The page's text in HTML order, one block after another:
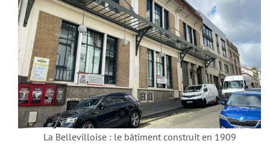
La Bellevilloise : le bâtiment construit en 1909